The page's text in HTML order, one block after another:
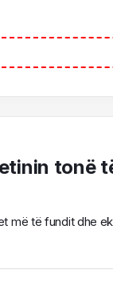
tonë
më të fundit dhe